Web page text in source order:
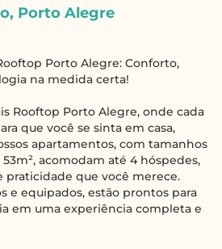
Porto Alegre
Porto Alegre: Conforto,
na medida certa!
Rooftop Porto Alegre, onde cada
que você se sinta em casa,
apartamentos, com tamanhos
acomodam até 4 hóspedes,
que você merece.
e equipados, estão prontos para
em uma experiência completa e